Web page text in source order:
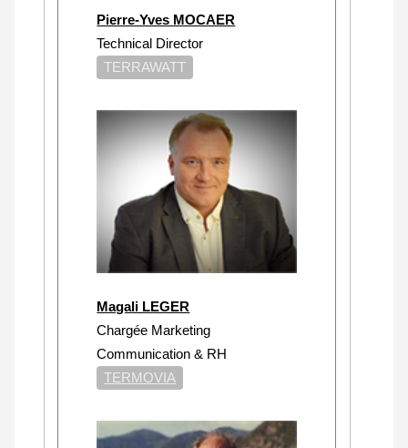
Pierre-Yves MOCAER
Technical Director
TERRAWATT
Magali LEGER
Chargée Marketing
Communication & RH
TERMOVIA